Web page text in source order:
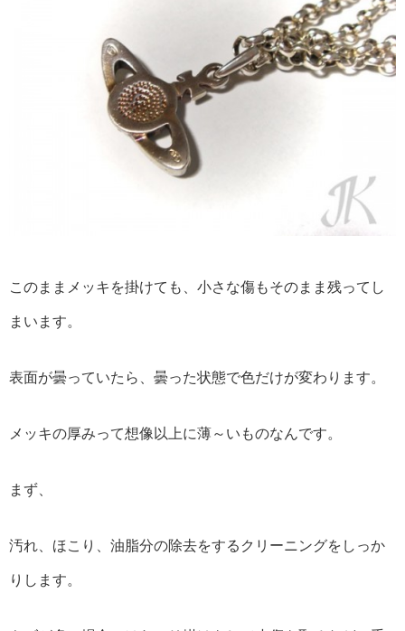
このままメッキを掛けても、小さな傷もそのまま残ってし
まいます。
表面が曇っていたら、曇った状態で色だけが変わります。
メッキの厚みって想像以上に薄～いものなんです。
まず、
汚れ、ほこり、油脂分の除去をするクリーニングをしっか
りします。